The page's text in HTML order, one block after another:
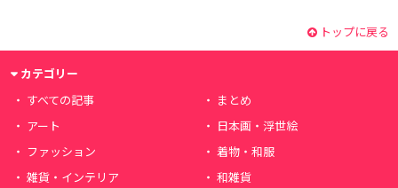
トップに戻る
カテゴリー
すべての記事
まとめ
アート
日本画・浮世絵
ファッション
着物・和服
雑貨・インテリア
和雑貨